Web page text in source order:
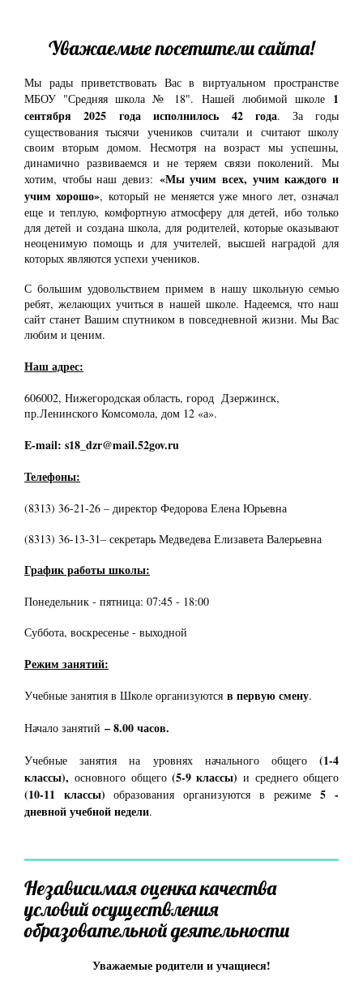
Уважаемые посетители сайта!
Мы рады приветствовать Вас в виртуальном пространстве
МБОУ "Средняя школа № 18". Нашей любимой школе 1
сентября 2025 года исполнилось 42 года. За годы
существования тысячи учеников считали и считают школу
своим вторым домом. Несмотря на возраст мы успешны,
динамично развиваемся и не теряем связи поколений. Мы
хотим, чтобы наш девиз: «Мы учим всех, учим каждого и
учим хорошо», который не меняется уже много лет, означал
еще и теплую, комфортную атмосферу для детей, ибо только
для детей и создана школа, для родителей, которые оказывают
неоценимую помощь и для учителей, высшей наградой для
которых являются успехи учеников.
С большим удовольствием примем в нашу школьную семью
ребят, желающих учиться в нашей школе. Надеемся, что наш
сайт станет Вашим спутником в повседневной жизни. Мы Вас
любим и ценим.
Наш адрес:
606002, Нижегородская область, город Дзержинск,
пр.Ленинского Комсомола, дом 12 «а».
E-mail: s18_dzr@mail.52gov.ru
Телефоны:
(8313) 36-21-26 – директор Федорова Елена Юрьевна
(8313) 36-13-31– секретарь Медведева Елизавета Валерьевна
График работы школы:
Понедельник - пятница: 07:45 - 18:00
Суббота, воскресенье - выходной
Режим занятий:
Учебные занятия в Школе организуются в первую смену.
Начало занятий – 8.00 часов.
Учебные занятия на уровнях начального общего (1-4
классы),основного общего (5-9 классы) и среднего общего
(10-11 классы) образования организуются в режиме5 -
дневной учебной недели.
Независимая оценка качества
условий осуществления
образовательной деятельности
Уважаемые родители и учащиеся!